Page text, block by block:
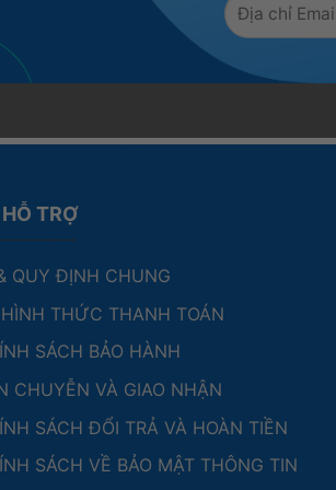
TRỢ
QUY ĐỊNH CHUNG
THỨC THANH TOÁN
SÁCH BẢO HÀNH
CHUYỄN VÀ GIAO NHẬN
SÁCH ĐỔI TRẢ VÀ HOÀN TIỀN
SÁCH VỀ BẢO MẬT THÔNG TIN